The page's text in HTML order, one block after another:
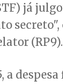
já
secreto",
(RP9).
a